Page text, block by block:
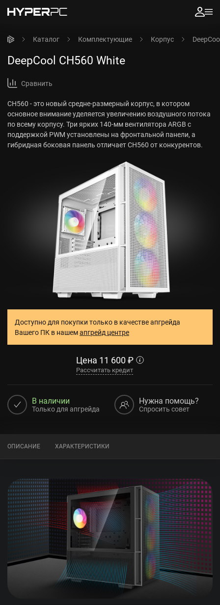
Каталог Комплектующие Корпус
DeepCool CH560 White
Сравнить
CH560 - это новый средне-размерный корпус, в котором
основное внимание уделяется увеличению воздушного потока
по всему корпусу. Три ярких 140-мм вентилятора ARGB с
поддержкой PWM установлены на фронтальной панели, а
гибридная боковая панель отличает CH560 от конкурентов.
Доступно для покупки только в качестве апгрейда
Вашего ПК в нашемапгрейд центре
Цена 11 600 ₽
Рассчитать кредит
В наличии
Только для апгрейда
Нужна помощь?
Спросить совет
ОПИСАНИЕ ХАРАКТЕРИСТИКИ